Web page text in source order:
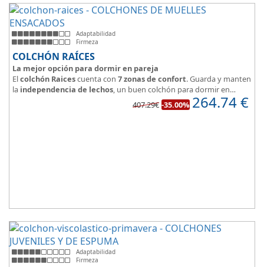
Adaptabilidad
Firmeza
COLCHÓN RAÍCES
La mejor opción para dormir en pareja
Elcolchón Raicescuenta con 7 zonas de confort. Guarda y manten
la independencia de lechos, un buen colchón para dormir en
Las personas calurosas agradecerán su tejido 3D y la gran
407.29€ -35.00% 264.74€
Adaptabilidad
Firmeza